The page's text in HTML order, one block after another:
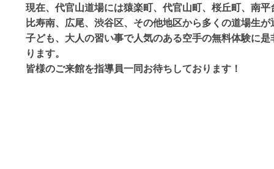
現在、代官山道場には猿楽町、代官山町、桜丘町、南
比寿南、広尾、渋谷区、その他地区から多くの道場生
子ども、大人の習い事で人気のある空手の無料体験に
ります。
皆様のご来館を指導員一同お待ちしております！